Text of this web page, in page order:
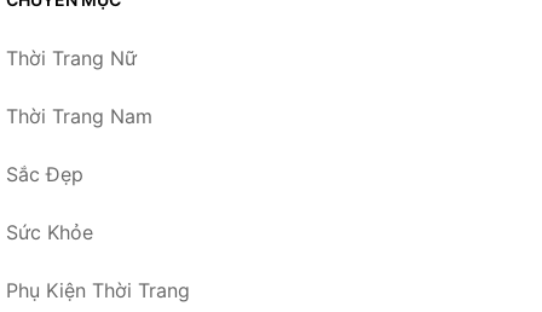
Thời Trang Nữ
Thời Trang Nam
Sắc Đẹp
Sức Khỏe
Phụ Kiện Thời Trang